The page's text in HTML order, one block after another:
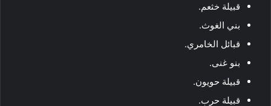
قبيلة خثعم.
بني الغوث.
قبائل الخامري.
بنو غنى.
قبيلة حويون.
قبيلة حرب.